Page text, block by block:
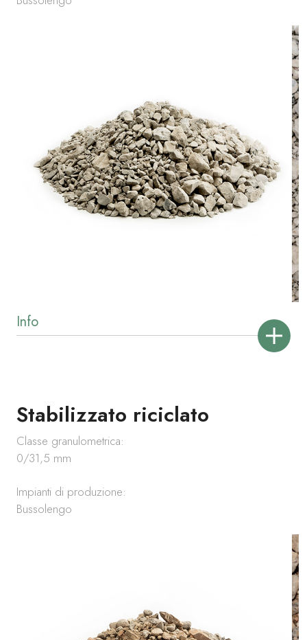
Stabilizzato riciclato
Classe granulometrica:
0/31,5 mm
Impianti di produzione:
Bussolengo